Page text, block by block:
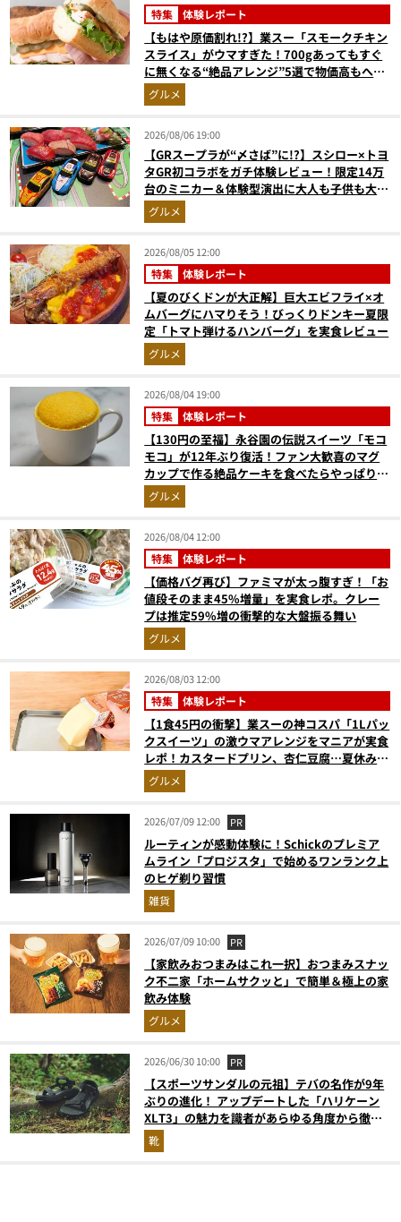
特集 体験レポート
【もはや原価割れ!?】業スー「スモークチキン
スライス」がウマすぎた！700gあってもすぐ
に無くなる“絶品アレンジ”5選で物価高もへっ
ちゃら
グルメ
2026/08/06 19:00
【GRスープラが“〆さば”に!?】スシロー×トヨ
タGR初コラボをガチ体験レビュー！限定14万
台のミニカー＆体験型演出に大人も子供も大興
奮間違いなし
グルメ
2026/08/05 12:00
特集 体験レポート
【夏のびくドンが大正解】巨大エビフライ×オ
ムバーグにハマりそう！びっくりドンキー夏限
定「トマト弾けるハンバーグ」を実食レビュー
グルメ
2026/08/04 19:00
特集 体験レポート
【130円の至福】永谷園の伝説スイーツ「モコ
モコ」が12年ぶり復活！ファン大歓喜のマグ
カップで作る絶品ケーキを食べたらやっぱり最
高にウマかった
グルメ
2026/08/04 12:00
特集 体験レポート
【価格バグ再び】ファミマが太っ腹すぎ！「お
値段そのまま45%増量」を実食レポ。クレー
プは推定59%増の衝撃的な大盤振る舞い
グルメ
2026/08/03 12:00
特集 体験レポート
【1食45円の衝撃】業スーの神コスパ「1Lパッ
クスイーツ」の激ウマアレンジをマニアが実食
レポ！カスタードプリン、杏仁豆腐…夏休みの
おやつに最強すぎた
グルメ
2026/07/09 12:00 PR
ルーティンが感動体験に！Schickのプレミア
ムライン「プロジスタ」で始めるワンランク上
のヒゲ剃り習慣
雑貨
2026/07/09 10:00 PR
【家飲みおつまみはこれ一択】おつまみスナッ
ク不二家「ホームサクッと」で簡単＆極上の家
飲み体験
グルメ
2026/06/30 10:00 PR
【スポーツサンダルの元祖】テバの名作が9年
ぶりの進化！ アップデートした「ハリケーン
XLT3」の魅力を識者があらゆる角度から徹底
解説！
靴